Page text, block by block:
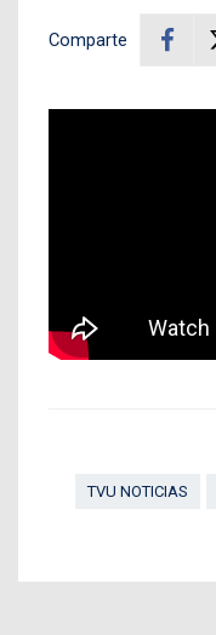
Comparte
TVU NOTICIAS